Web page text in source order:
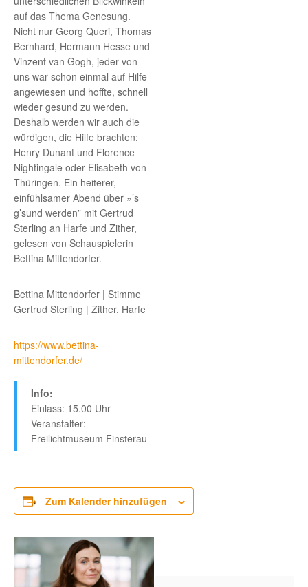
auf das Thema Genesung.
Nicht nur Georg Queri, Thomas
Bernhard, Hermann Hesse und
Vinzent van Gogh, jeder von
uns war schon einmal auf Hilfe
angewiesen und hoffte, schnell
wieder gesund zu werden.
Deshalb werden wir auch die
würdigen, die Hilfe brachten:
Henry Dunant und Florence
Nightingale oder Elisabeth von
Thüringen. Ein heiterer,
einfühlsamer Abend über »’s
g’sund werden” mit Gertrud
Sterling an Harfe und Zither,
gelesen von Schauspielerin
Bettina Mittendorfer.
Bettina Mittendorfer | Stimme
Gertrud Sterling | Zither, Harfe
https://www.bettina-
mittendorfer.de/
Info:
Einlass: 15.00 Uhr
Veranstalter:
Freilichtmuseum Finsterau
Zum Kalender hinzufügen